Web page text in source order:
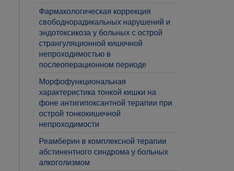
Фармакологическая коррекция
свободнорадикальных нарушений и
эндотоксикоза у больных с острой
странгуляционной кишечной
непроходимостью в
послеоперационном периоде
Морфофункциональная
характеристика тонкой кишки на
фоне антигипоксантной терапии при
острой тонкокишечной
непроходимости
​Реамберин в комплексной терапии
абстинентного синдрома у больных
алкоголизмом